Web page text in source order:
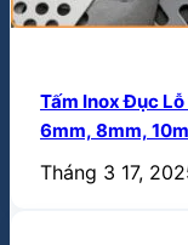
Tấm Inox Đục
6mm, 8mm,
Tháng 3 17,